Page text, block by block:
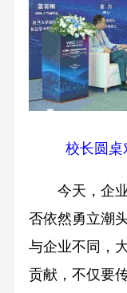
校长圆桌
今天，企业
否依然勇立潮
与企业不同，
贡献，不仅要